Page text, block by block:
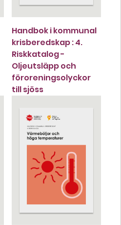
Handbok i kommunal
krisberedskap : 4.
Riskkatalog -
Oljeutsläpp och
föroreningsolyckor
till sjöss